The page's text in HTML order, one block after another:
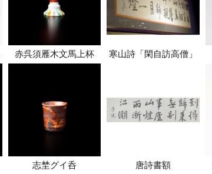
赤呉須雁木文馬上杯 寒山詩「閑自訪高僧」
志埜グイ呑 唐詩書額